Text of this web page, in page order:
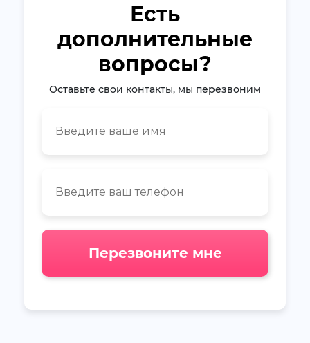
Есть
дополнительные
вопросы?
Оставьте свои контакты, мы перезвоним
Перезвоните мне